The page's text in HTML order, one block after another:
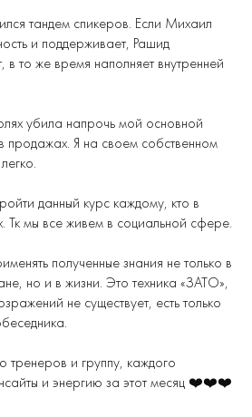
тандем спикеров. Если Михаил
и поддерживает, Рашид
в то же время наполняет внутренней
убила напрочь мой основной
продажах. Я на своем собственном
данный курс каждому, кто в
Тк мы все живем в социальной сфере.
полученные знания не только в
но и в жизни. Это техника «ЗАТО»,
не существует, есть только
и группу, каждого
и энергию за этот месяц ❤️❤️❤️